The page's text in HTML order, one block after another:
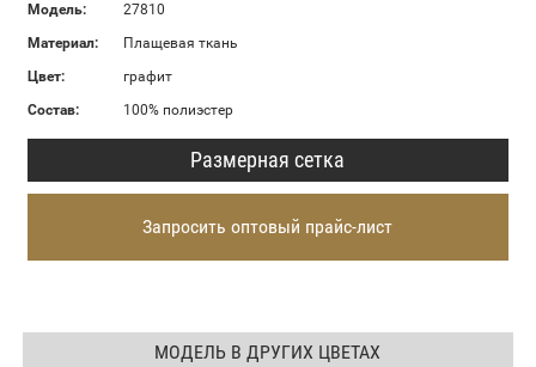
Модель:
27810
Материал:
Плащевая ткань
Цвет:
графит
Состав:
100% полиэстер
Размерная сетка
Запросить оптовый прайс-лист
МОДЕЛЬ В ДРУГИХ ЦВЕТАХ